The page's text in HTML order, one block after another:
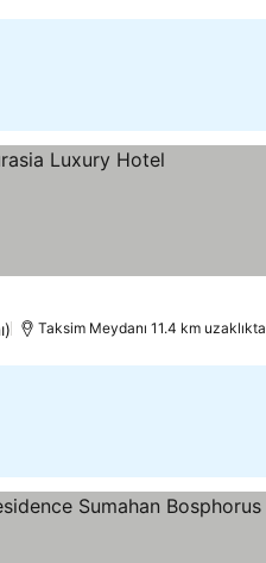
Taksim Meydanı 11.4 km uzaklıkta